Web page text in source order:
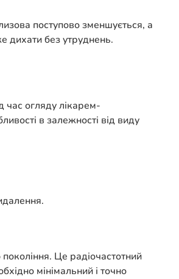
поступово зменшується, а
дихати без утруднень.
час огляду лікарем-
в залежності від виду
покоління. Це радіочастотний
мінімальний і точно